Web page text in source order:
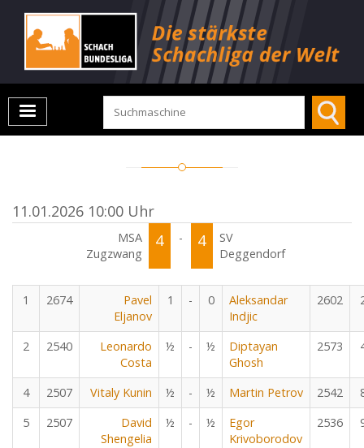
11.01.2026 10:00 Uhr
MSA
Zugzwang
4 - 4
SV
Deggendorf
1 2674
Pavel
Eljanov
1 - 0
Aleksandar
Indjic
2602
2 2540
Leonardo
Costa
½ - ½
Diptayan
Ghosh
2573
4 2507 Vitaly Kunin ½ - ½ Martin Petrov 2542
5
2507
David
Shengelia
½ - ½
Egor
Krivoborodov
2536